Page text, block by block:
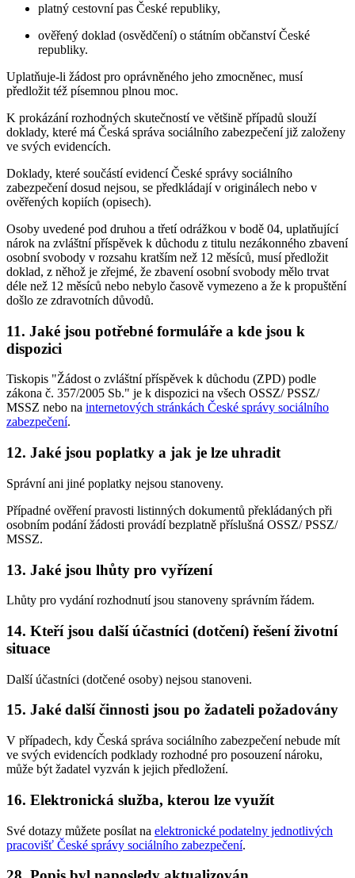
platný cestovní pas České republiky,
ověřený doklad (osvědčení) o státním občanství České
republiky.
Uplatňuje-li žádost pro oprávněného jeho zmocněnec, musí
předložit též písemnou plnou moc.
K prokázání rozhodných skutečností ve většině případů slouží
doklady, které má Česká správa sociálního zabezpečení již založeny
ve svých evidencích.
Doklady, které součástí evidencí České správy sociálního
zabezpečení dosud nejsou, se předkládají v originálech nebo v
ověřených kopiích (opisech).
Osoby uvedené pod druhou a třetí odrážkou v bodě 04, uplatňující
nárok na zvláštní příspěvek k důchodu z titulu nezákonného zbavení
osobní svobody v rozsahu kratším než 12 měsíců, musí předložit
doklad, z něhož je zřejmé, že zbavení osobní svobody mělo trvat
déle než 12 měsíců nebo nebylo časově vymezeno a že k propuštění
došlo ze zdravotních důvodů.
11. Jaké jsou potřebné formuláře a kde jsou k
dispozici
Tiskopis "Žádost o zvláštní příspěvek k důchodu (ZPD) podle
zákona č. 357/2005 Sb." je k dispozici na všech OSSZ/ PSSZ/
MSSZ nebo na internetových stránkách České správy sociálního
zabezpečení.
12. Jaké jsou poplatky a jak je lze uhradit
Správní ani jiné poplatky nejsou stanoveny.
Případné ověření pravosti listinných dokumentů překládaných při
osobním podání žádosti provádí bezplatně příslušná OSSZ/ PSSZ/
MSSZ.
13. Jaké jsou lhůty pro vyřízení
Lhůty pro vydání rozhodnutí jsou stanoveny správním řádem.
14. Kteří jsou další účastníci (dotčení) řešení životní
situace
Další účastníci (dotčené osoby) nejsou stanoveni.
15. Jaké další činnosti jsou po žadateli požadovány
V případech, kdy Česká správa sociálního zabezpečení nebude mít
ve svých evidencích podklady rozhodné pro posouzení nároku,
může být žadatel vyzván k jejich předložení.
16. Elektronická služba, kterou lze využít
Své dotazy můžete posílat na elektronické podatelny jednotlivých
pracovišť České správy sociálního zabezpečení.